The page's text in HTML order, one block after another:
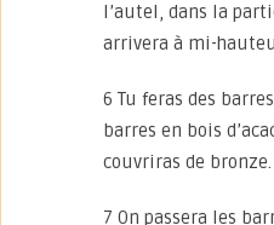
l’autel, dans la
arrivera à mi-
6 Tu feras des
barres en bois
couvriras de bronze.
7 On passera les